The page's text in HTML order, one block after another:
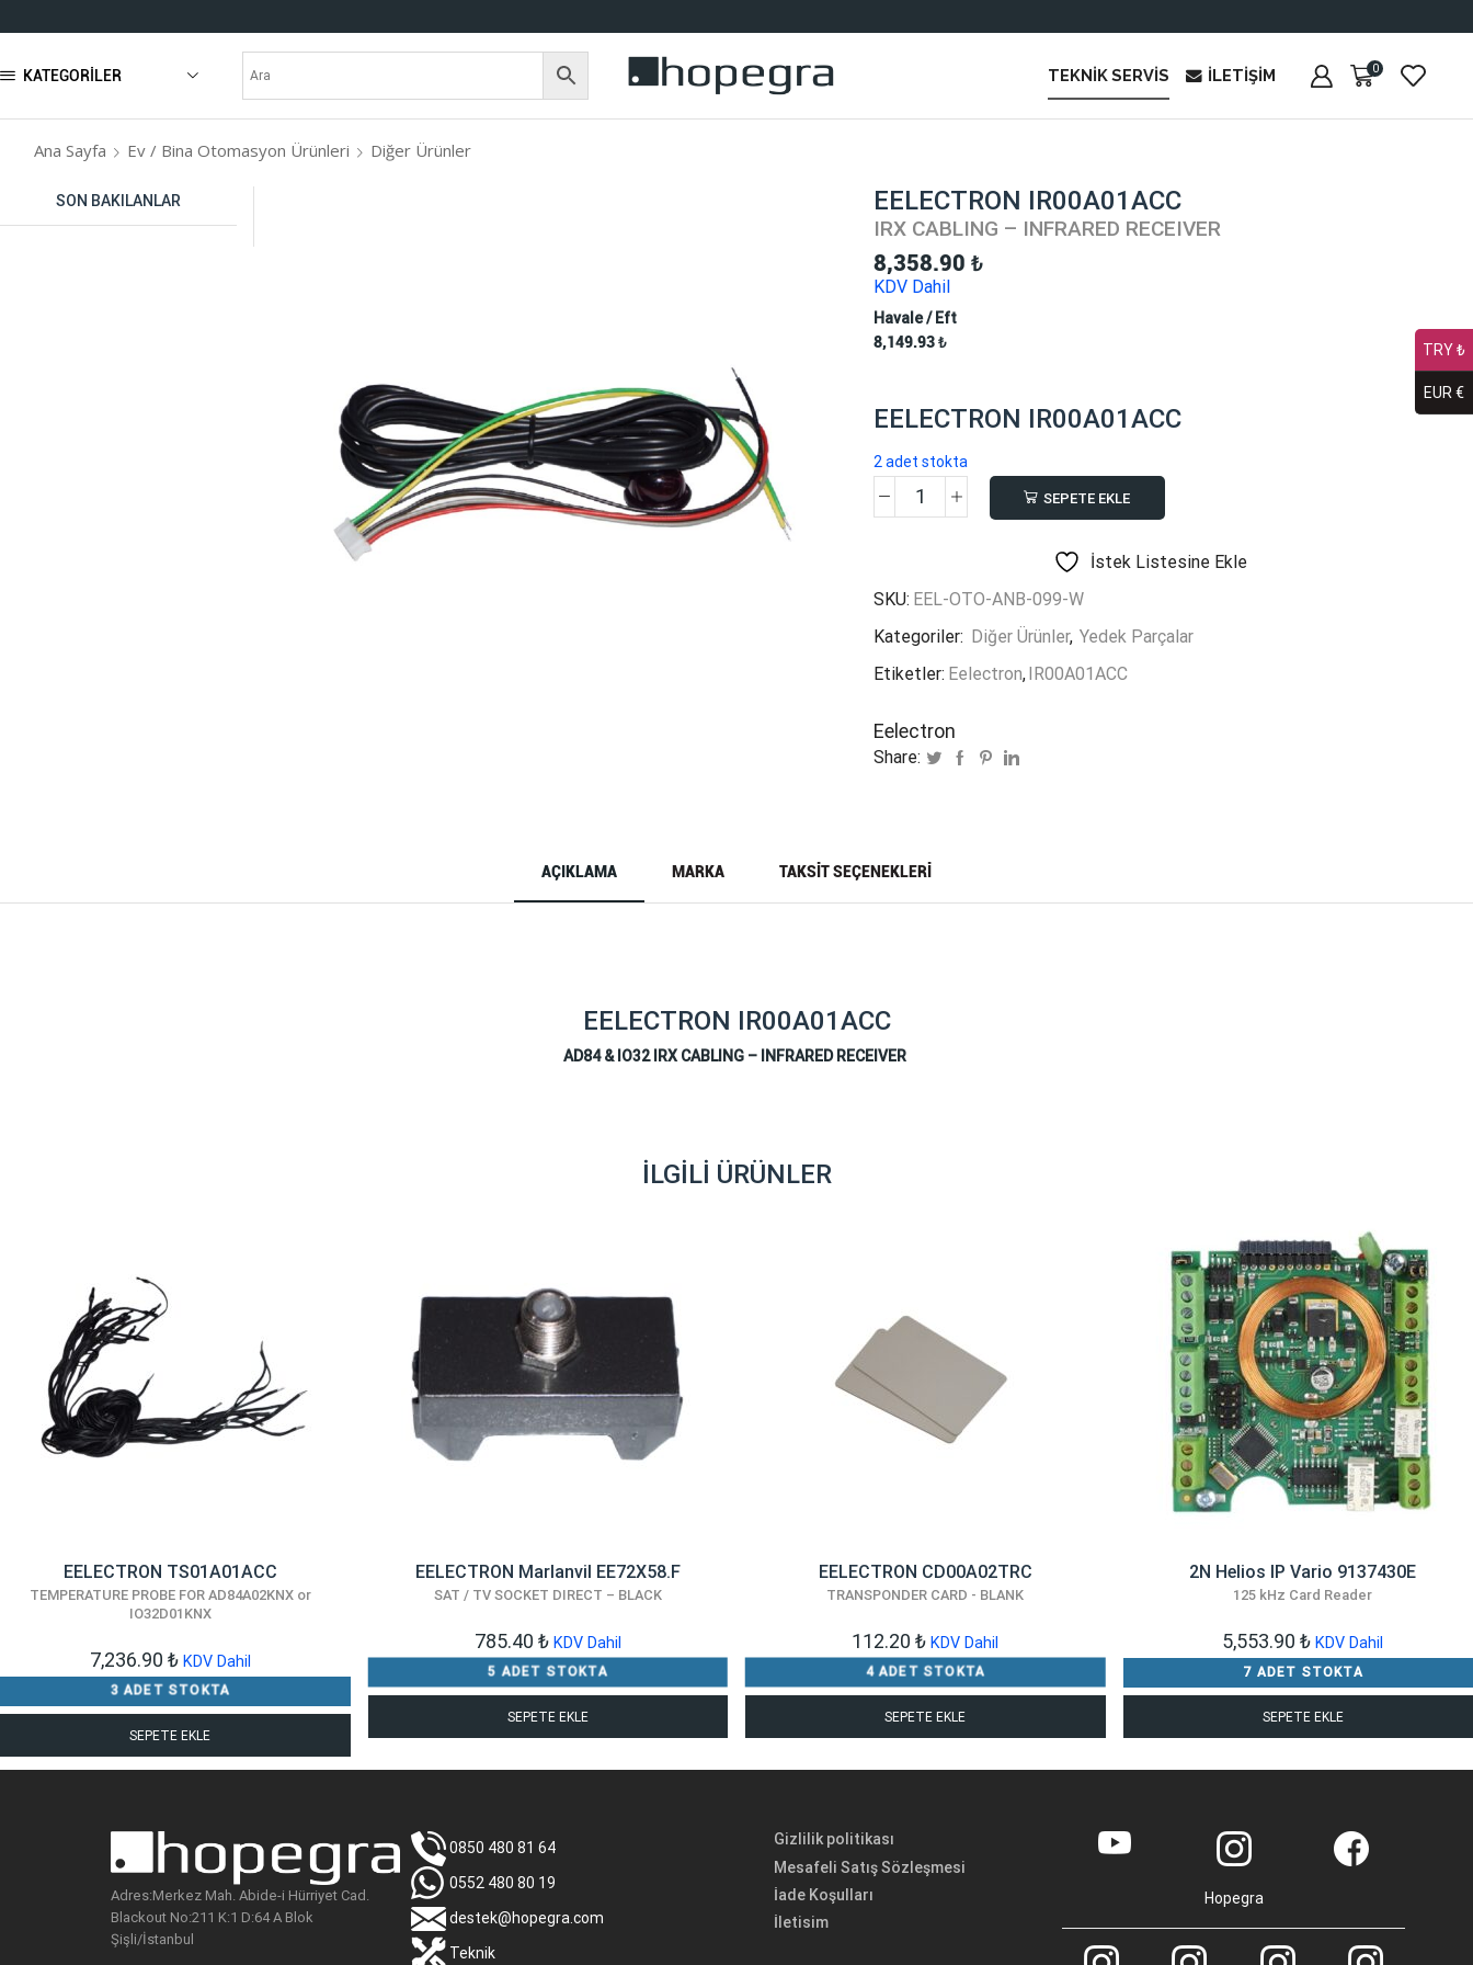
KATEGORILER TEKNIK SERVIS İLETIŞIM 0
Ana Sayfa Ev / Bina Otomasyon Ürünleri Diğer Ürünler
EELECTRON IR00A01ACC
IRX CABLING – INFRARED RECEIVER
8,358.90 ₺
KDV Dahil
Havale / Eft
8,149.93₺
EELECTRON IR00A01ACC
2 adet stokta
EELECTRON
SEPETE EKLE
İstek Listesine Ekle
SKU: EEL-OTO-ANB-099-W
Kategoriler: Diğer Ürünler, Yedek Parçalar
Etiketler: Eelectron, IR00A01ACC
Eelectron
Share:
SON BAKILANLAR
AÇIKLAMA MARKA TAKSIT SEÇENEKLERI
EELECTRON IR00A01ACC
AD84 & IO32 IRX CABLING – INFRARED RECEIVER
İLGILI ÜRÜNLER
EELECTRON TS01A01ACC
TEMPERATURE PROBE FOR AD84A02KNX or
IO32D01KNX
7,236.90 ₺ KDV Dahil
3 ADET STOKTA
SEPETE EKLE
EELECTRON Marlanvil EE72X58.F
SAT / TV SOCKET DIRECT – BLACK
785.40 ₺ KDV Dahil
5 ADET STOKTA
SEPETE EKLE
EELECTRON CD00A02TRC
TRANSPONDER CARD - BLANK
112.20₺ KDV Dahil
4 ADET STOKTA
SEPETE EKLE
2N Helios IP Vario 9137430E
125 kHz Card Reader
5,553.90₺ KDV Dahil
7 ADET STOKTA
SEPETE EKLE
Adres:Merkez Mah. Abide-i Hürriyet Cad.
Blackout No:211 K:1 D:64 A Blok
Şişli/İstanbul
0850 480 81 64
0552 480 80 19
destek@hopegra.com
Teknik
Gizlilik politikası
Mesafeli Satış Sözleşmesi
İade Koşulları
İletisim
Hopegra
TRY ₺
EUR €